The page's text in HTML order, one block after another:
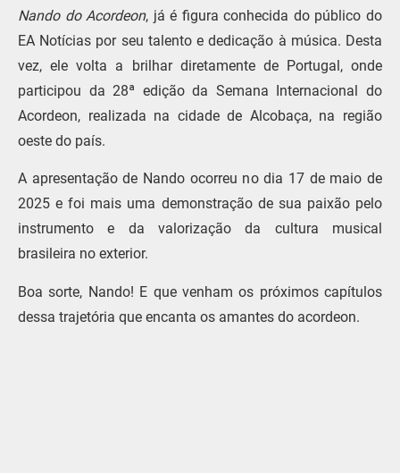
Nando do Acordeon, já é figura conhecida do público do
EA Notícias por seu talento e dedicação à música. Desta
vez, ele volta a brilhar diretamente de Portugal, onde
participou da 28ª edição da Semana Internacional do
Acordeon, realizada na cidade de Alcobaça, na região
oeste do país.
A apresentação de Nando ocorreu no dia 17 de maio de
2025 e foi mais uma demonstração de sua paixão pelo
instrumento e da valorização da cultura musical
brasileira no exterior.
Boa sorte, Nando! E que venham os próximos capítulos
dessa trajetória que encanta os amantes do acordeon.